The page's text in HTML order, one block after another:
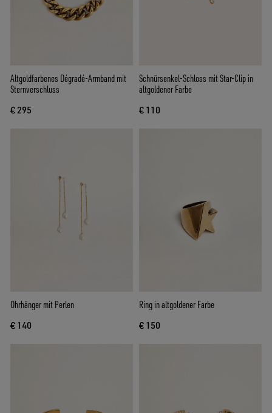
Altgoldfarbenes Dégradé-Armband mit
Sternverschluss
€ 295
Schnürsenkel-Schloss mit Star-Clip in
altgoldener Farbe
€ 110
Ohrhänger mit Perlen
€ 140
Ring in altgoldener Farbe
€ 150